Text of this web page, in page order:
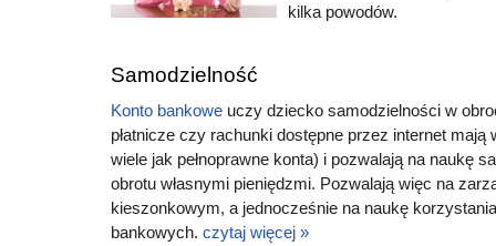
kilka powodów.
Samodzielność
Konto bankowe uczy dziecko samodzielności w
płatnicze czy rachunki dostępne przez internet mają
wiele jak pełnoprawne konta) i pozwalają na naukę
obrotu własnymi pieniędzmi. Pozwalają więc na
kieszonkowym, a jednocześnie na naukę
bankowych. czytaj więcej »